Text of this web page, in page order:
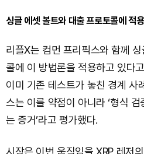
싱글 에셋 볼트와 대출 프로토콜에 적용
리플X는 컴먼 프리픽스와 함께
콜에 이 방법론을 적용하고 있다
이미 기존 테스트가 놓친 경계 사
스는 이를 약점이 아니라 ‘형식
는 증거’라고 평가했다.
시장은 이번 움직임을 XRP 레저